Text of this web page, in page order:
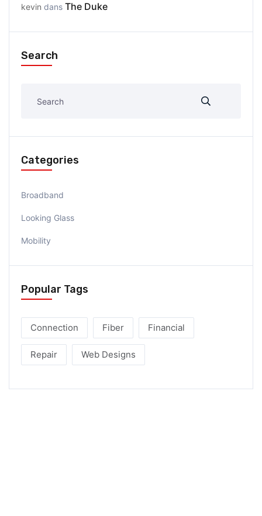
kevin dans The Duke
Search
Categories
Broadband
Looking Glass
Mobility
Popular Tags
Connection Fiber Financial
Repair Web Designs